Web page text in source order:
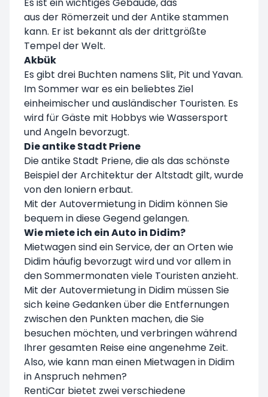
aus der Römerzeit und der Antike stammen
kann. Er ist bekannt als der drittgrößte
Tempel der Welt.
Akbük
Es gibt drei Buchten namens Slit, Pit und Yavan.
Im Sommer war es ein beliebtes Ziel
einheimischer und ausländischer Touristen. Es
wird für Gäste mit Hobbys wie Wassersport
und Angeln bevorzugt.
Die antike Stadt Priene
Die antike Stadt Priene, die als das schönste
Beispiel der Architektur der Altstadt gilt, wurde
von den Ioniern erbaut.
Mit der Autovermietung in Didim können Sie
bequem in diese Gegend gelangen.
Wie miete ich ein Auto in Didim?
Mietwagen sind ein Service, der an Orten wie
Didim häufig bevorzugt wird und vor allem in
den Sommermonaten viele Touristen anzieht.
Mit der Autovermietung in Didim müssen Sie
sich keine Gedanken über die Entfernungen
zwischen den Punkten machen, die Sie
besuchen möchten, und verbringen während
Ihrer gesamten Reise eine angenehme Zeit.
Also, wie kann man einen Mietwagen in Didim
in Anspruch nehmen?
RentiCar bietet zwei verschiedene